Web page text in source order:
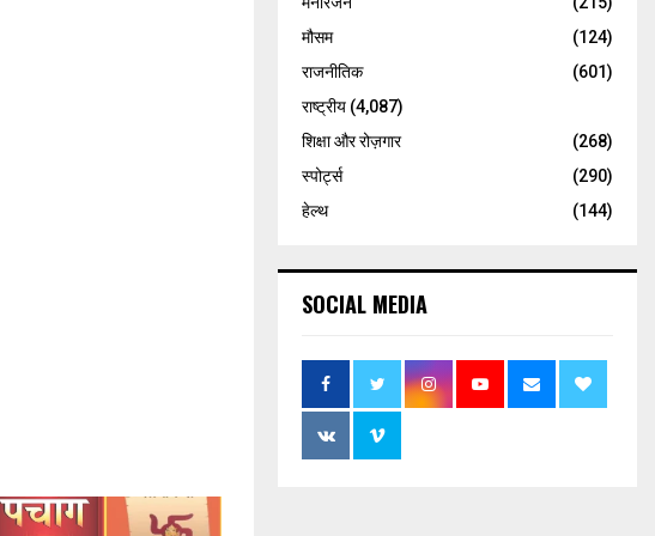
मौसम
(124)
राजनीतिक
(601)
राष्ट्रीय (4,087)
शिक्षा और रोज़गार
(268)
स्पोर्ट्स
(290)
हेल्थ
(144)
SOCIAL MEDIA